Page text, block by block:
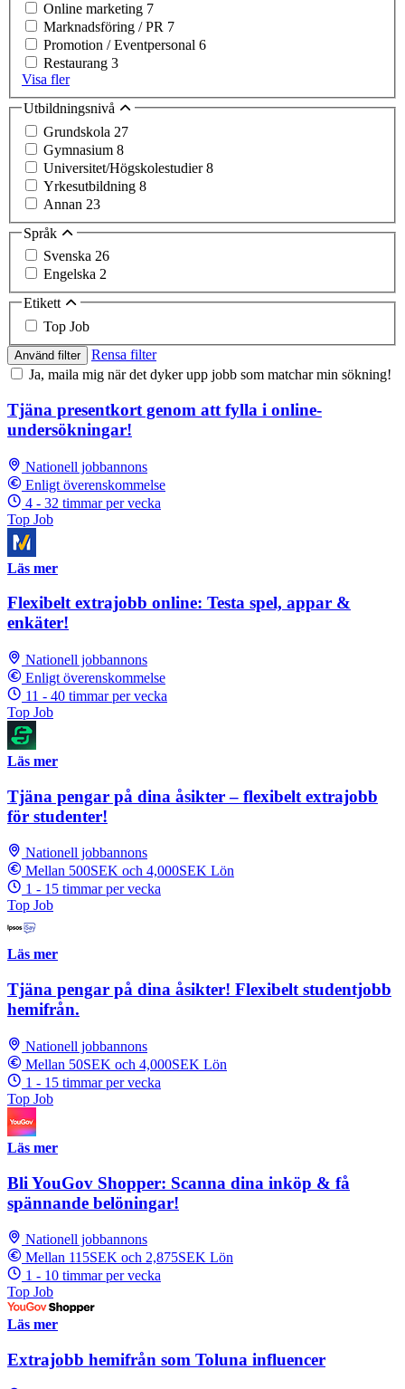
Online marketing 7
Marknadsföring / PR 7
Promotion / Eventpersonal 6
Restaurang 3
Visa fler
Utbildningsnivå
Grundskola 27
Gymnasium 8
Universitet/Högskolestudier8
Yrkesutbildning 8
Annan 23
Språk
Svenska 26
Engelska 2
Etikett
Top Job
Använd filter
Rensa filter
Ja, maila mig när det dyker upp jobb som matchar min sökning!
Tjäna presentkort genom att fylla i online-
undersökningar!
Nationell jobbannons
Enligt överenskommelse
4 - 32 timmar per vecka
Top Job
Läs mer
Flexibelt extrajobb online: Testa spel, appar &
enkäter!
Nationell jobbannons
Enligt överenskommelse
11 - 40 timmar per vecka
Top Job
Läs mer
Tjäna pengar på dina åsikter – flexibelt extrajobb
för studenter!
Nationell jobbannons
Mellan 500SEK och 4,000SEK Lön
1 - 15 timmar per vecka
Top Job
Läs mer
Tjäna pengar på dina åsikter! Flexibelt studentjobb
hemifrån.
Nationell jobbannons
Mellan 50SEK och 4,000SEK Lön
1 - 15 timmar per vecka
Top Job
Läs mer
Bli YouGov Shopper: Scanna dina inköp & få
spännande belöningar!
Nationell jobbannons
Mellan 115SEK och 2,875SEK Lön
1 - 10 timmar per vecka
Top Job
Läs mer
Extrajobb hemifrån som Toluna influencer